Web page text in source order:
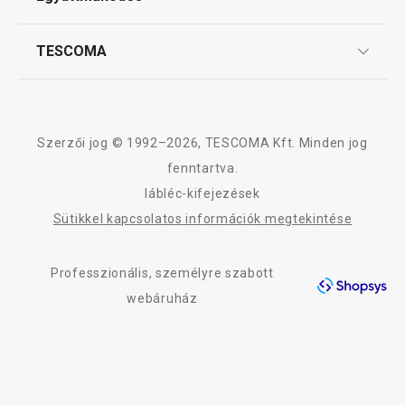
Reklamáció és termékvisszaküldés
TESCOMA
Adatkezelési Tájékoztató
Szerzői jog © 1992–2026, TESCOMA Kft. Minden jog
fenntartva.
lábléc-kifejezések
Sütikkel kapcsolatos információk megtekintése
Professzionális, személyre szabott
webáruház